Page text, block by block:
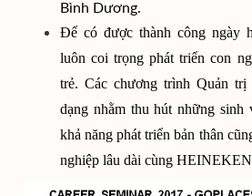
Bình Dương.
Để có được thành công ngày
luôn coi trọng phát triển con
trẻ. Các chương trình Quản
dạng nhằm thu hút những sinh
khả năng phát triển bản thân
nghiệp lâu dài cùng